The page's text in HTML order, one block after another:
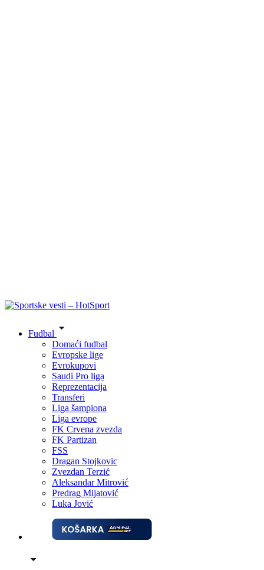
Fudbal
Domaći fudbal
Evropske lige
Evrokupovi
Saudi Pro liga
Reprezentacija
Transferi
Liga šampiona
Liga evrope
FK Crvena zvezda
FK Partizan
FSS
Dragan Stojkovic
Zvezdan Terzić
Aleksandar Mitrović
Predrag Mijatović
Luka Jović